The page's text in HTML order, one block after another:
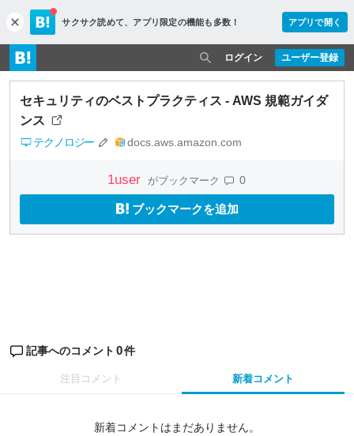
c
l
o
s
e
サクサク読めて、 アプリ限定の機能も多数！ アプリで開く
ユーザー登録
ログイン
セキュリティのベストプラクティス - AWS 規範ガイダ
ンス
テクノロジー docs.aws.amazon.com
1user がブックマーク 0
ブックマークを追加
記事へのコメント 0件
注目コメント 新着コメント
新着コメントはまだありません。